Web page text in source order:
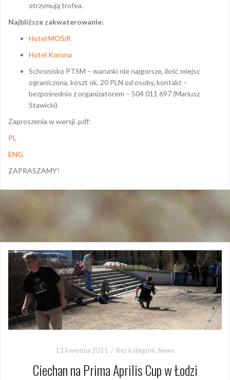
otrzymują trofea.
Najbliższe zakwaterowanie:
Hotel MOSiR
Hotel Korona
Schronisko PTSM – warunki nie najgorsze, ilość miejsc
ograniczona, koszt ok. 20 PLN od osoby, kontakt –
bezpośrednio z organizatorem – 504 011 697 (Mariusz
Stawicki)
Zaproszenia w wersji .pdf:
PL
ENG
ZAPRASZAMY!
13 kwietnia 2011 Bez kategorii, News
Ciechan na Prima Aprilis Cup w Łodzi